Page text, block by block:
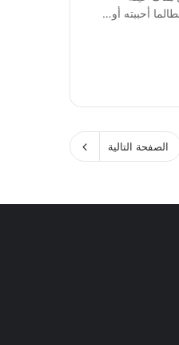
أحببته أو…
الصفحة التالية